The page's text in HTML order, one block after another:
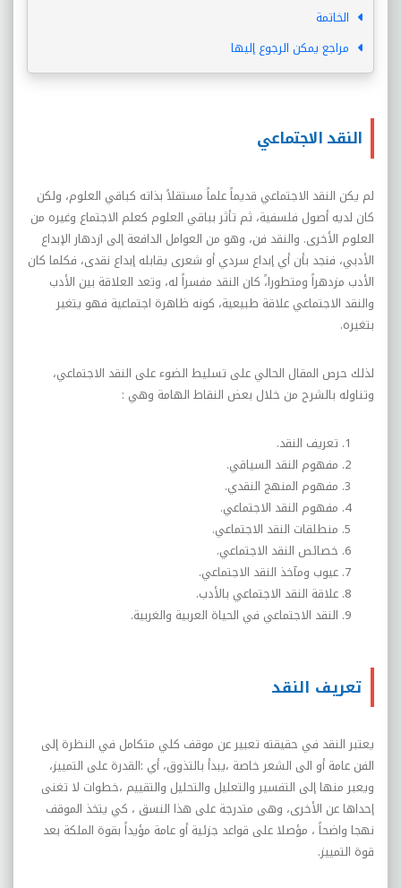
الخاتمة
مراجع يمكن الرجوع إليها
النقد الاجتماعي
لم يكن النقد الاجتماعي قديماً علماً مستقلاً بذاته كباقي العلوم، ولكن
كان لديه أصول فلسفية، ثم تأثر بباقي العلوم كعلم الاجتماع وغيره من
العلوم الأخرى. والنقد فن، وهو من العوامل الدافعة إلى ازدهار الإبداع
الأدبي، فنجد بأن أي إبداع سردي أو شعرى يقابله إبداع نقدى، فكلما كان
الأدب مزدهراً ومتطورا،ً كان النقد مفسراً له، وتعد العلاقة بين الأدب
والنقد الاجتماعي علاقة طبيعية، كونه ظاهرة اجتماعية فهو يتغير
بتغيره.
لذلك حرص المقال الحالي على تسليط الضوء على النقد الاجتماعي،
وتناوله بالشرح من خلال بعض النقاط الهامة وهي :
تعريف النقد.
مفهوم النقد السياقي.
مفهوم المنهج النقدي.
مفهوم النقد الاجتماعي.
منطلقات النقد الاجتماعي.
خصائص النقد الاجتماعي.
عيوب ومآخذ النقد الاجتماعي.
علاقة النقد الاجتماعي بالأدب.
النقد الاجتماعي في الحياة العربية والغربية.
تعريف النقد
يعتبر النقد في حقيقته تعبير عن موقف كلي متكامل في النظرة إلى
الفن عامة أو الى الشعر خاصة ،يبدأ بالتذوق، أي :القدرة على التمييز،
ويعبر منها إلى التفسير والتعليل والتحليل والتقييم ،خطوات لا تغنى
إحداها عن الأخرى، وهى متدرجة على هذا النسق ، كي يتخذ الموقف
نهجا واضحاً ، مؤصلا على قواعد جزئية أو عامة مؤيداً بقوة الملكة بعد
قوة التمييز.